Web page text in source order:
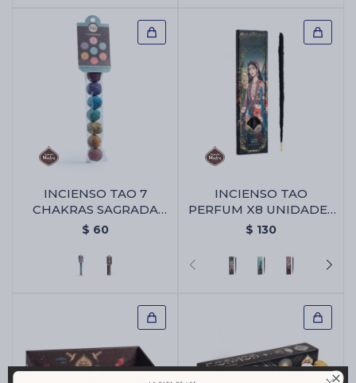

INCIENSO TAO 7
CHAKRAS SAGRADA
MADRE - Bombita 7
$ 60
INCIENSO TAO
PERFUM X8 UNIDADES
- Brisa Floral
$ 130